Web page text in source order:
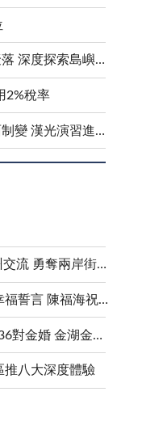
浯嶼風起帶旅人走讀金門聚落 深度探索島嶼文化底蘊
2%稅率
一點生變、連鎖反應、全面制變 漢光演習進行防護射擊
KDC金門流行舞蹈團赴福州交流 勇奪兩岸街舞賽三等獎
金鑽婚夫妻重披婚紗 重溫幸福誓言 陳福海祝福牽手半世紀 情深相守成典範
5對白金婚、11對鑽石婚、36對金婚 金湖金沙夫妻共享榮耀時刻 陳福海表揚金鑽婚夫妻 向半世紀相守家庭典範致敬
推八大深度體驗